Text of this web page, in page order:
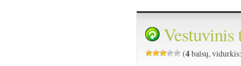
Vestuvinis
(4balsų,